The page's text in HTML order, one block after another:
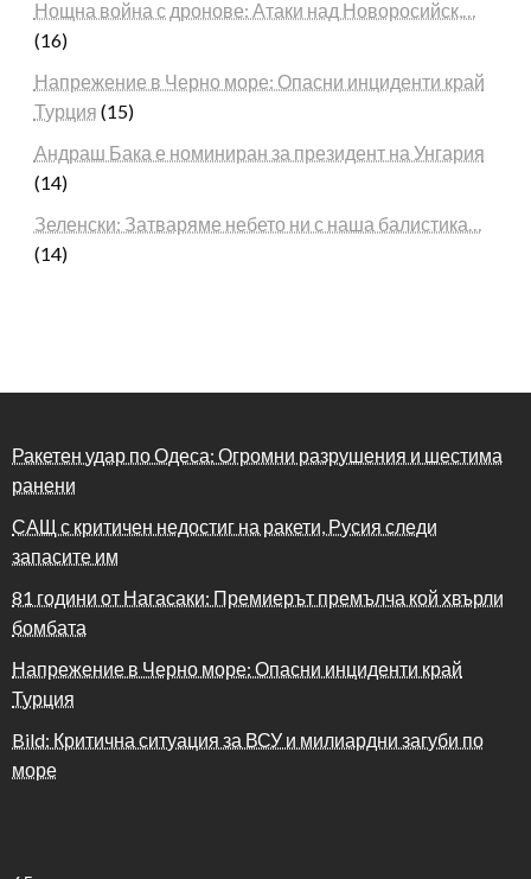
Нощна война с дронове: Атаки над Новоросийск,…
(16)
Напрежение в Черно море: Опасни инциденти край
Турция (15)
Андраш Бака е номиниран за президент на Унгария
(14)
Зеленски: Затваряме небето ни с наша балистика…
(14)
Ракетен удар по Одеса: Огромни разрушения и шестима
ранени
САЩ с критичен недостиг на ракети, Русия следи
запасите им
81 години от Нагасаки: Премиерът премълча кой хвърли
бомбата
Напрежение в Черно море: Опасни инциденти край
Турция
Bild: Критична ситуация за ВСУ и милиардни загуби по
море